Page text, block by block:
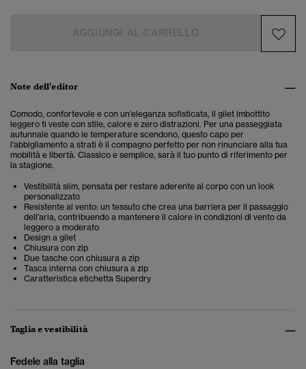
Note dell'editor
Comodo, confortevole e con un'eleganza sofisticata, il gilet imbottito
leggero ti veste con stile, calore e zero distrazioni. Per una passeggiata
autunnale quando le temperature scendono, questo capo per
l'abbigliamento a strati è il compagno perfetto per non rinunciare alla tua
mobilità e libertà. Classico e semplice, sarà il tuo punto di riferimento per
la stagione.
Vestibilità slim, pensata per restare aderente al corpo con un look
personalizzato
Resistente al vento: un tessuto che crea una barriera per il passaggio
dell'aria, contribuendo a mantenere il calore in condizioni di vento da
leggero a moderato
Design a gilet
Chiusura con zip
Due tasche con chiusura a zip
Tasca interna con chiusura a zip
Caratteristica etichetta Superdry
Taglia e vestibilità
Fedele alla taglia